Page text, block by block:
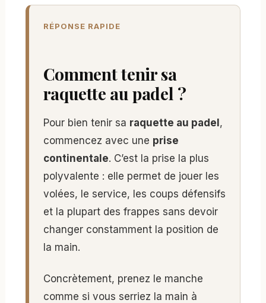
RÉPONSE RAPIDE
Comment tenir sa
raquette au padel ?
Pour bien tenir sa raquette au padel ,
commencez avec une prise
continentale. C’est la prise la plus
polyvalente : elle permet de jouer les
volées, le service, les coups défensifs
et la plupart des frappes sans devoir
changer constamment la position de
la main.
Concrètement, prenez le manche
comme si vous serriez la main à